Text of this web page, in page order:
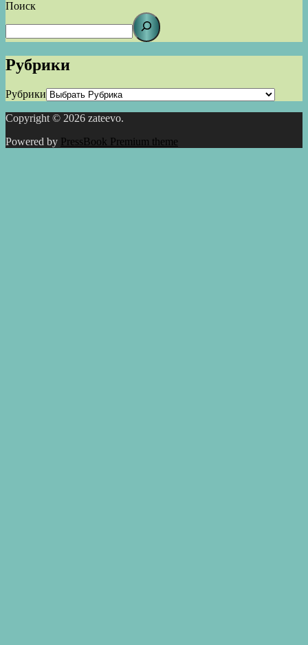
Поиск
Рубрики
Рубрики
Copyright © 2026 zateevo.
Powered by PressBook Premium theme